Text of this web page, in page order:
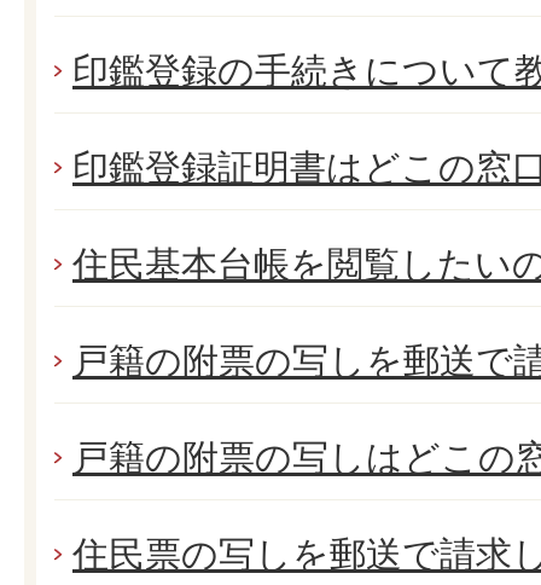
印鑑登録の手続きについて
印鑑登録証明書はどこの窓
住民基本台帳を閲覧したい
戸籍の附票の写しを郵送で
戸籍の附票の写しはどこの
住民票の写しを郵送で請求